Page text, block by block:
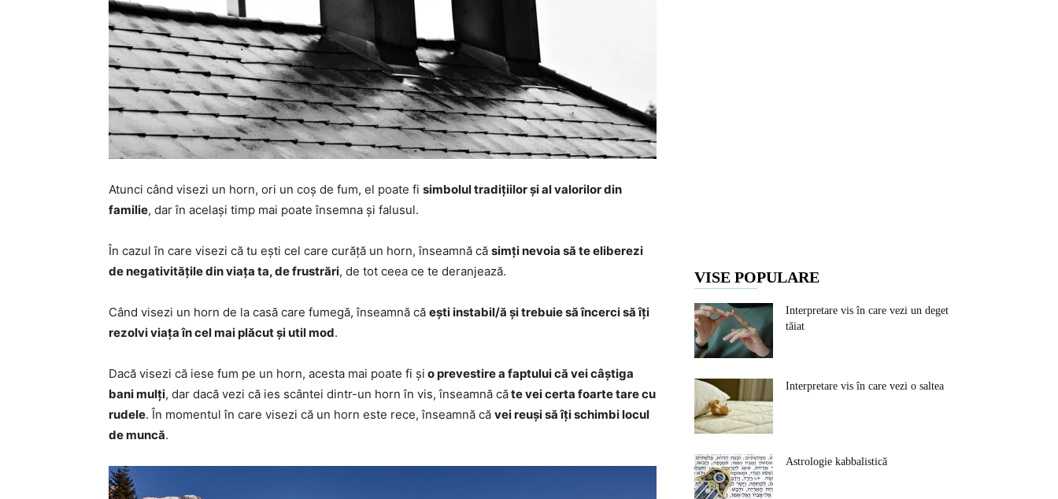
Atunci când visezi un horn, ori un coș de fum, el poate fi simbolul tradițiilor și al valorilor din
familie, dar în același timp mai poate însemna și falusul.
În cazul în care visezi că tu ești cel care curăță un horn, înseamnă că simți nevoia să te eliberezi
de negativitățile din viața ta, de frustrări, de tot ceea ce te deranjează.
Când visezi un horn de la casă care fumegă, înseamnă că ești instabil/ă și trebuie să încerci să îți
rezolvi viața în cel mai plăcut și util mod.
Dacă visezi că iese fum pe un horn, acesta mai poate fi și o prevestire a faptului că vei câștiga
bani mulți, dar dacă vezi că ies scântei dintr-un horn în vis, înseamnă căte vei certa foarte tare cu
rudele. În momentul în care visezi că un horn este rece, înseamnă că vei reuși să îți schimbi locul
de muncă.
VISE POPULARE
Interpretare vis în care vezi un deget
tăiat
Interpretare vis în care vezi o saltea
Astrologie kabbalistică